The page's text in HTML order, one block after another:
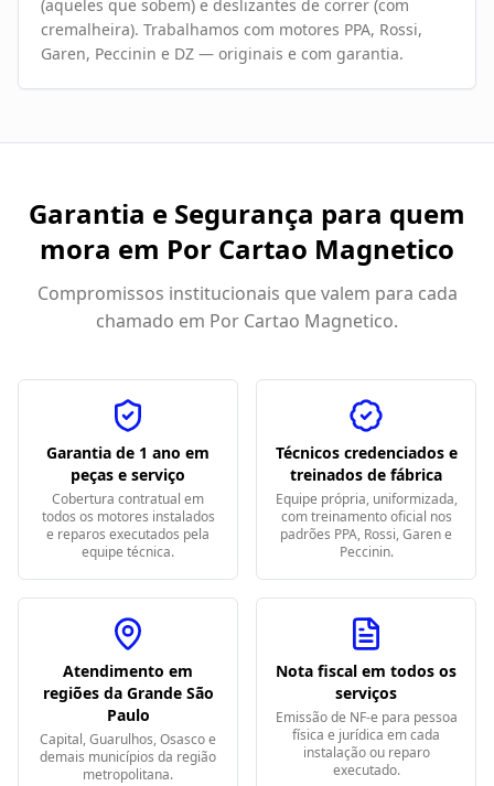
(aqueles que sobem) e deslizantes de correr (com
cremalheira). Trabalhamos com motores PPA, Rossi,
Garen, Peccinin e DZ — originais e com garantia.
Garantia e Segurança para quem
mora em Por Cartao Magnetico
Compromissos institucionais que valem para cada
chamado em Por Cartao Magnetico.
Garantia de 1 ano em
peças e serviço
Cobertura contratual em
todos os motores instalados
e reparos executados pela
equipe técnica.
Técnicos credenciados e
treinados de fábrica
Equipe própria, uniformizada,
com treinamento oficial nos
padrões PPA, Rossi, Garen e
Peccinin.
Atendimento em
regiões da Grande São
Paulo
Capital, Guarulhos, Osasco e
demais municípios da região
metropolitana.
Nota fiscal em todos os
serviços
Emissão de NF-e para pessoa
física e jurídica em cada
instalação ou reparo
executado.